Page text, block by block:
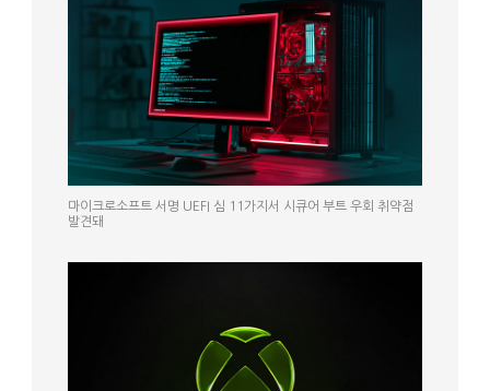
마이크로소프트 서명 UEFI 심 11가지서 시큐어 부트 우회 취약점
발견돼